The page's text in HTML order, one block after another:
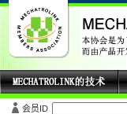
会员ID